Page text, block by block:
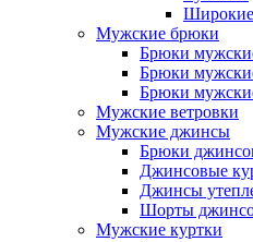
Мужские брюки
Брюки
Брюки
Брюки
Мужские ветровки
Мужские джинсы
Брюки
Джинсовые
Джинсы
Шорты
Мужские куртки